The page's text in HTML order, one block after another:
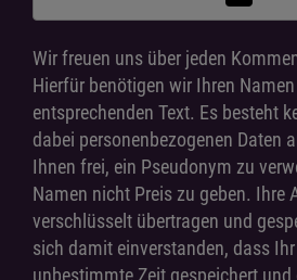
Wir freuen uns über jeden
Hierfür benötigen wir Ihren
entsprechenden Text. Es besteht
dabei personenbezogenen Daten
Ihnen frei, ein Pseudonym zu
Namen nicht Preis zu geben. Ihre
verschlüsselt übertragen und
sich damit einverstanden, dass
unbestimmte Zeit gespeichert